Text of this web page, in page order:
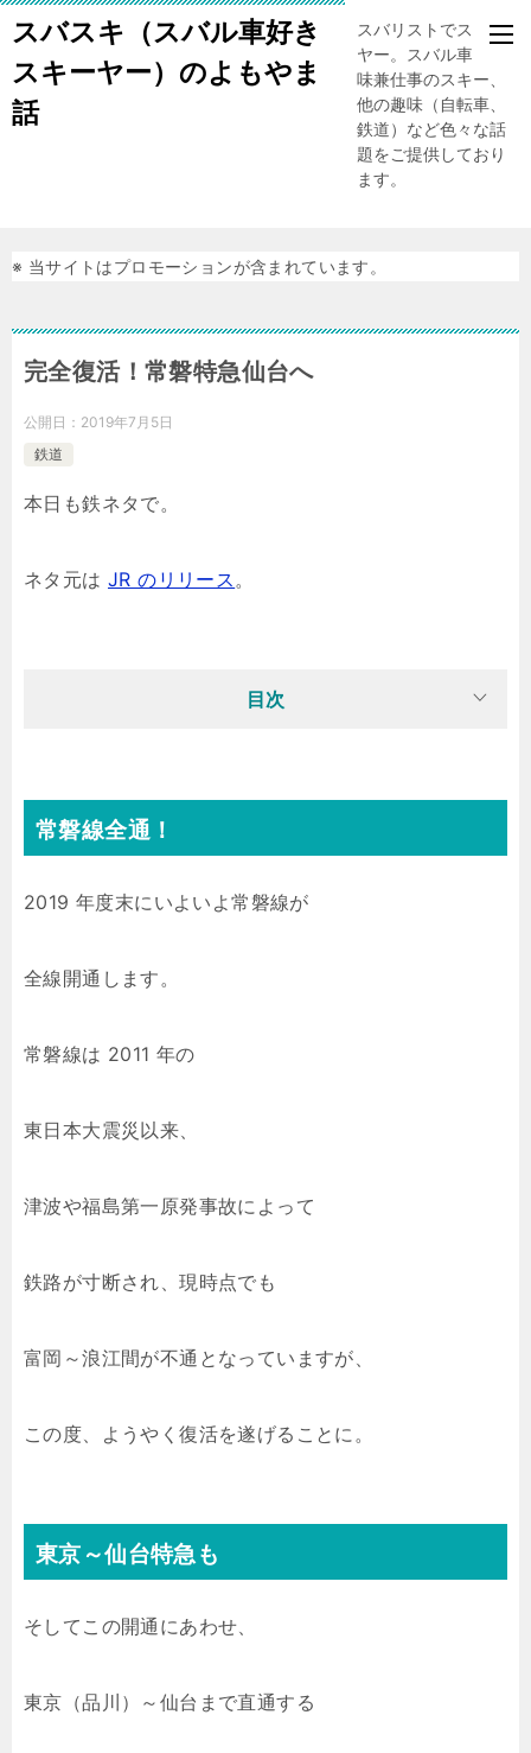
スバスキ（スバル車好き
スキーヤー）のよもやま
話
スバリストでスキー
ヤー。スバル車、趣
味兼仕事のスキー、
他の趣味（自転車、
鉄道）など色々な話
題をご提供しており
ます。
※ 当サイトはプロモーションが含まれています。
完全復活！常磐特急仙台へ
公開日： 2019年7月5日
鉄道
本日も鉄ネタで。
ネタ元は JR のリリース。
目次
常磐線全通！
2019 年度末にいよいよ常磐線が
全線開通します。
常磐線は 2011 年の
東日本大震災以来、
津波や福島第一原発事故によって
鉄路が寸断され、現時点でも
富岡～浪江間が不通となっていますが、
この度、ようやく復活を遂げることに。
東京～仙台特急も
そしてこの開通にあわせ、
東京（品川）～仙台まで直通する